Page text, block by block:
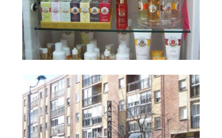
Huerta4
Ampliar